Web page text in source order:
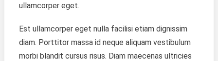
ullamcorper eget.
Est ullamcorper eget nulla facilisi etiam dignissim
diam. Porttitor massa id neque aliquam vestibulum
morbi blandit cursus risus. Diam maecenas ultricies